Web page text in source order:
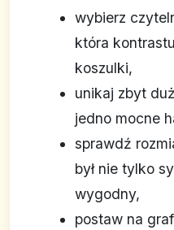
wybierz
która
koszulki,
unikaj zbyt
jedno mocne
sprawdź
był nie tylko
wygodny,
postaw na